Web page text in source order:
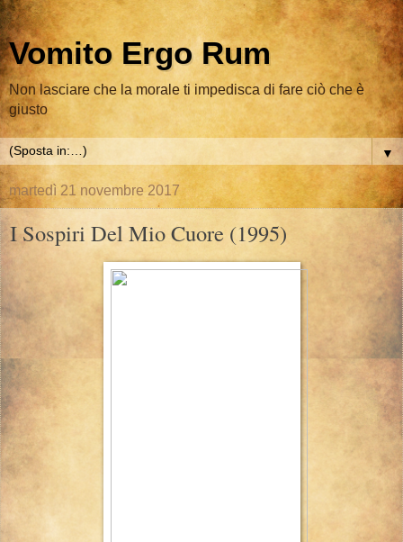
Vomito Ergo Rum
Non lasciare che la morale ti impedisca di fare ciò che è
giusto
▼
martedì 21 novembre 2017
I Sospiri Del Mio Cuore (1995)